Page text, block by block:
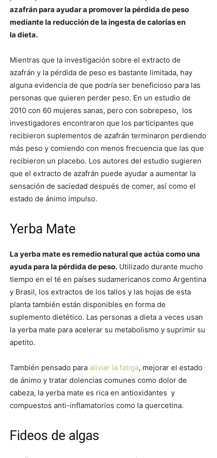
azafrán para ayudar a promover la pérdida de peso
mediante la reducción de la ingesta de calorías en
la dieta.
Mientras que la investigación sobre el extracto de
azafrán y la pérdida de peso es bastante limitada, hay
alguna evidencia de que podría ser beneficioso para las
personas que quieren perder peso. En un estudio de
2010 con 60 mujeres sanas, pero con sobrepeso, los
investigadores encontraron que los participantes que
recibieron suplementos de azafrán terminaron perdiendo
más peso y comiendo con menos frecuencia que las que
recibieron un placebo. Los autores del estudio sugieren
que el extracto de azafrán puede ayudar a aumentar la
sensación de saciedad después de comer, así como el
estado de ánimo impulso.
Yerba Mate
La yerba mate es remedio natural que actúa como una
ayuda para la pérdida de peso. Utilizado durante mucho
tiempo en el té en países sudamericanos como Argentina
y Brasil, los extractos de los tallos y las hojas de esta
planta también están disponibles en forma de
suplemento dietético. Las personas a dieta a veces usan
la yerba mate para acelerar su metabolismo y suprimir su
apetito.
También pensado para aliviar la fatiga, mejorar el estado
de ánimo y tratar dolencias comunes como dolor de
cabeza, la yerba mate es rica en antioxidantes y
compuestos anti-inflamatorios como la quercetina.
Fideos de algas